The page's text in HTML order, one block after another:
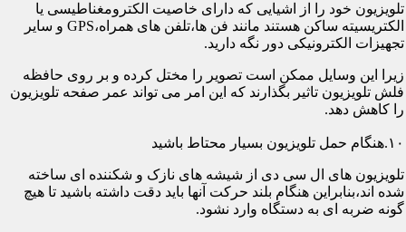
تلویزیون خود را از اشیایی که دارای خاصیت الکترومغناطیسی یا
الکتریسیته ساکن هستند مانند فن ها،تلفن های همراه،GPS و سایر
تجهیزات الکترونیکی دور نگه دارید.
زیرا این وسایل ممکن است تصویر را مختل کرده و بر روی حافظه
فلش تلویزیون تاثیر بگذارند که این امر می تواند عمر صفحه تلویزیون
را کاهش دهد.
۱۰.هنگام حمل تلویزیون بسیار محتاط باشید
تلویزیون های ال سی دی از شیشه های نازک و شکننده ای ساخته
شده اند،بنابراین هنگام بلند حرکت آنها باید دقت داشته باشید تا هیچ
گونه ضربه ای به دستگاه وارد نشود.